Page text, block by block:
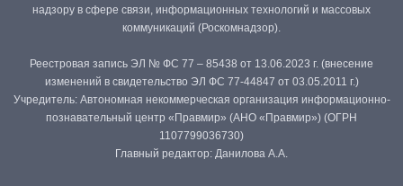
надзору в сфере связи, информационных технологий и массовых
коммуникаций (Роскомнадзор).
Реестровая запись ЭЛ № ФС 77 – 85438 от 13.06.2023 г. (внесение
изменений в свидетельство ЭЛ ФС 77-44847 от 03.05.2011 г.)
Учредитель: Автономная некоммерческая организация информационно-
познавательный центр «Правмир» (АНО «Правмир») (ОГРН
1107799036730)
Главный редактор: Данилова А.А.